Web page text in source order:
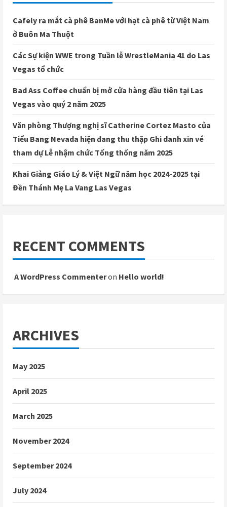
Cafely ra mắt cà phê BanMe với hạt cà phê từ Việt Nam
ở Buôn Ma Thuột
Các Sự kiện WWE trong Tuần lễ WrestleMania 41 do Las
Vegas tổ chức
Bad Ass Coffee chuẩn bị mở cửa hàng đầu tiên tại Las
Vegas vào quý 2 năm 2025
Văn phòng Thượng nghị sĩ Catherine Cortez Masto của
Tiểu Bang Nevada hiện đang thu thập Ghi danh xin vé
tham dự Lễ nhậm chức Tổng thống năm 2025
Khai Giảng Giáo Lý & Việt Ngữ năm học 2024-2025 tại
Đền Thánh Mẹ La Vang Las Vegas
RECENT COMMENTS
A WordPress Commenteron Hello world!
ARCHIVES
May 2025
April 2025
March 2025
November 2024
September 2024
July 2024